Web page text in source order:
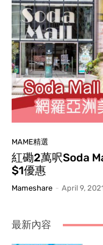
MAME精選
紅磡2萬呎Soda
$1優惠
Mameshare - April 9,
最新內容